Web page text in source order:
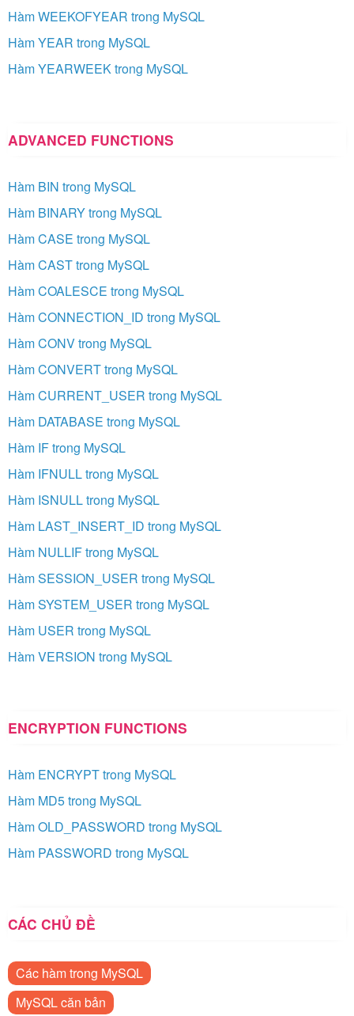
Hàm WEEKOFYEAR trong MySQL
Hàm YEAR trong MySQL
Hàm YEARWEEK trong MySQL
ADVANCED FUNCTIONS
Hàm BIN trong MySQL
Hàm BINARY trong MySQL
Hàm CASE trong MySQL
Hàm CAST trong MySQL
Hàm COALESCE trong MySQL
Hàm CONNECTION_ID trong MySQL
Hàm CONV trong MySQL
Hàm CONVERT trong MySQL
Hàm CURRENT_USER trong MySQL
Hàm DATABASE trong MySQL
Hàm IF trong MySQL
Hàm IFNULL trong MySQL
Hàm ISNULL trong MySQL
Hàm LAST_INSERT_ID trong MySQL
Hàm NULLIF trong MySQL
Hàm SESSION_USER trong MySQL
Hàm SYSTEM_USER trong MySQL
Hàm USER trong MySQL
Hàm VERSION trong MySQL
ENCRYPTION FUNCTIONS
Hàm ENCRYPT trong MySQL
Hàm MD5 trong MySQL
Hàm OLD_PASSWORD trong MySQL
Hàm PASSWORD trong MySQL
CÁC CHỦ ĐỀ
Các hàm trong MySQL
MySQL căn bản